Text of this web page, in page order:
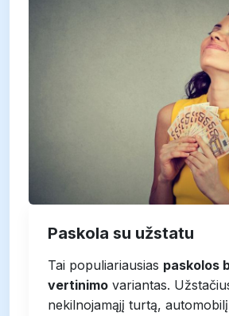
Paskola su užstatu
Tai populiariausias paskolos
vertinimo variantas.
nekilnojamąjį turtą,